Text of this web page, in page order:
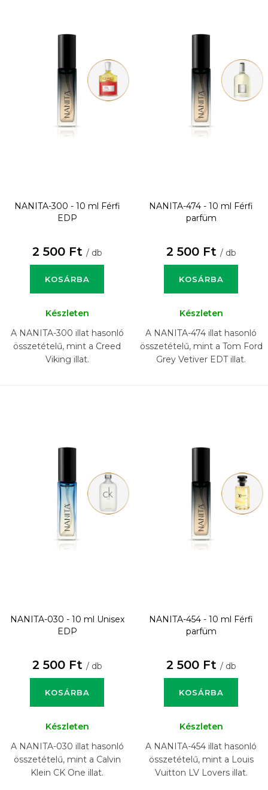
NANITA-300 - 10 ml Férfi
EDP
2 500 Ft / db
KOSÁRBA
Készleten
A NANITA-300 illat hasonló
összetételű, mint a Creed
Viking illat.
NANITA-474 - 10 ml Férfi
parfüm
2 500 Ft / db
KOSÁRBA
Készleten
A NANITA-474 illat hasonló
összetételű, mint a Tom Ford
Grey Vetiver EDT illat.
NANITA-030 - 10 ml Unisex
EDP
2 500 Ft / db
KOSÁRBA
Készleten
A NANITA-030 illat hasonló
összetételű, mint a Calvin
Klein CK One illat.
NANITA-454 - 10 ml Férfi
parfüm
2 500 Ft / db
KOSÁRBA
Készleten
A NANITA-454 illat hasonló
összetételű, mint a Louis
Vuitton LV Lovers illat.